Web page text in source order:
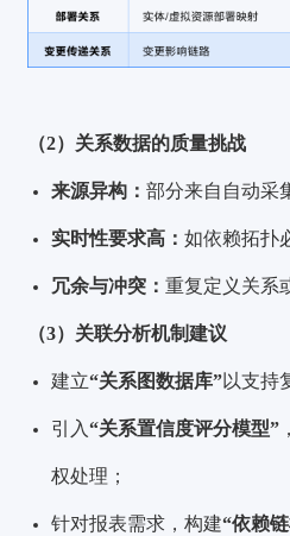
（2）关系数据的质量挑战
来源异构：部分来自自动采
实时性要求高：如依赖拓扑
冗余与冲突：重复定义关系
（3）关联分析机制建议
建立“关系图数据库”以支持
引入“关系置信度评分模型”
权处理；
针对报表需求，构建“依赖